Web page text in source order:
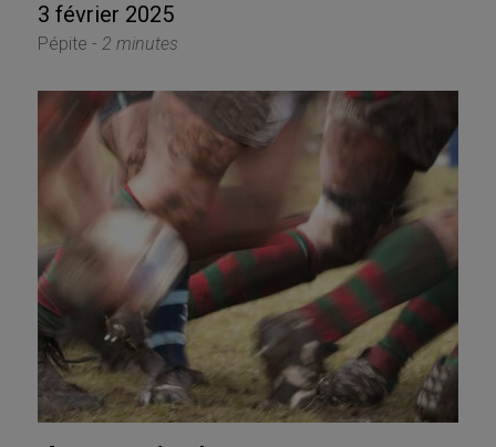
3 février 2025
Pépite - 2 minutes